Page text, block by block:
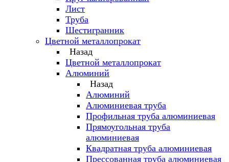
Лист
Труба
Шестигранник
Цветной металлопрокат
Назад
Цветной металлопрокат
Алюминий
Назад
Алюминий
Алюминиевая труба
Профильная труба алюминиевая
Прямоугольная труба
алюминиевая
Квадратная труба алюминиевая
Прессованная труба алюминиевая